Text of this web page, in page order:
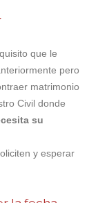
que le
pero
matrimonio
Civil donde
su
y esperar